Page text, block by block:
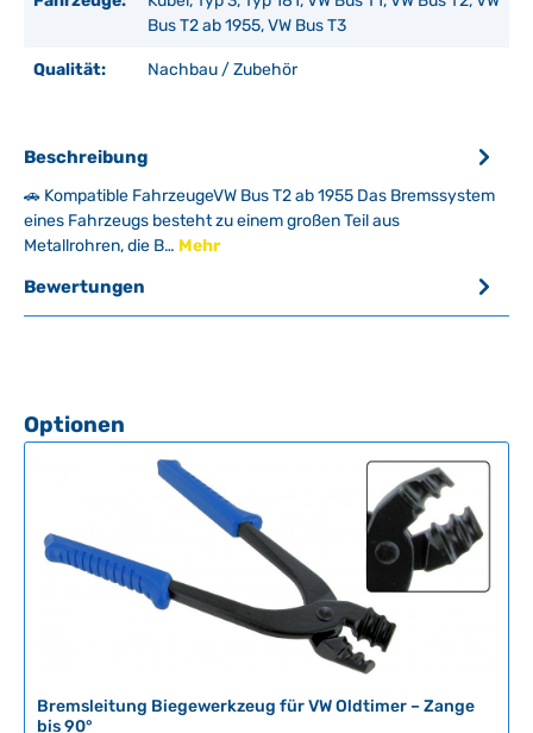
Bus T2 ab 1955, VW Bus T3
Qualität: Nachbau / Zubehör
Beschreibung
🚗 Kompatible FahrzeugeVW Bus T2 ab 1955 Das Bremssystem
eines Fahrzeugs besteht zu einem großen Teil aus
Metallrohren, die B… Mehr
Bewertungen
Produktgalerie überspringen
Optionen
Bremsleitung Biegewerkzeug für VW Oldtimer – Zange
bis 90°